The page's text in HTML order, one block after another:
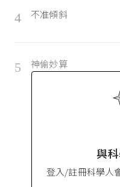
4 不准傾斜
5 神偷妙算
與
登入/註冊科學人